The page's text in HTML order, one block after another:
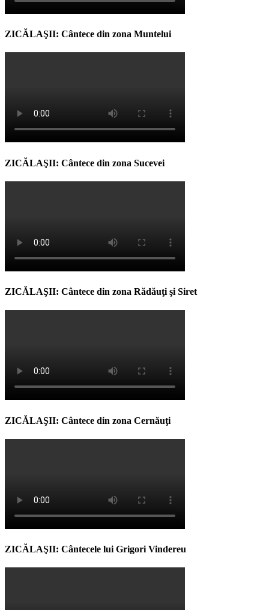
ZICĂLAŞII: Cântece din zona Muntelui
ZICĂLAŞII: Cântece din zona Sucevei
ZICĂLAŞII: Cântece din zona Rădăuţi şi Siret
ZICĂLAŞII: Cântece din zona Cernăuţi
ZICĂLAŞII: Cântecele lui Grigori Vindereu